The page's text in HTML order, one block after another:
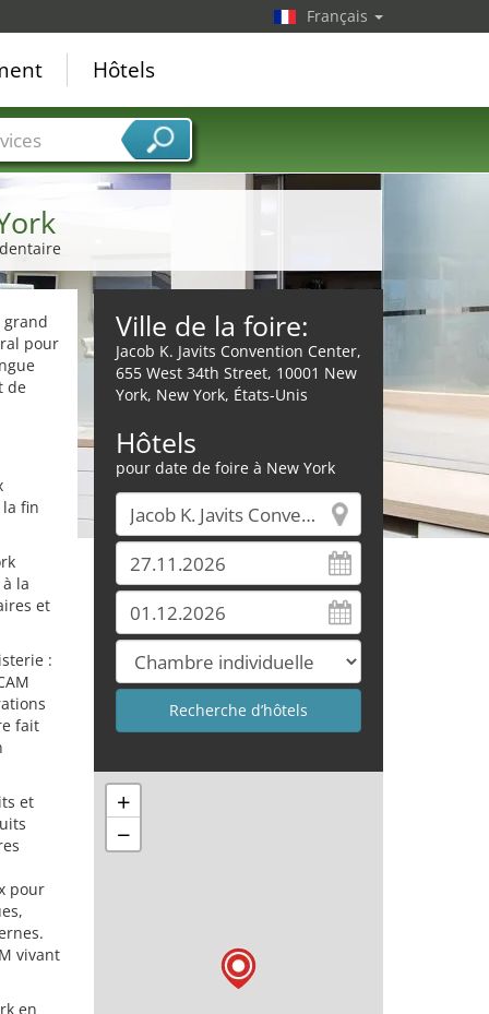
grand
pour
de
fin
la
et
:
fait
et
pour
vivant
en
Ville de la foire:
Jacob K. Javits Convention Center,
655 West 34th Street, 10001 New
York, New York, États-Unis
Hôtels
pour date de foire à New York
+
−
Français
Hôtels